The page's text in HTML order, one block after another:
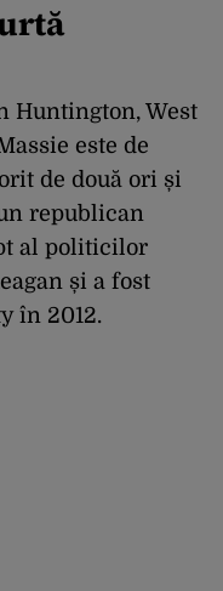
Huntington, West
este de
de două ori și
republican
al politicilor
și a fost
în 2012.